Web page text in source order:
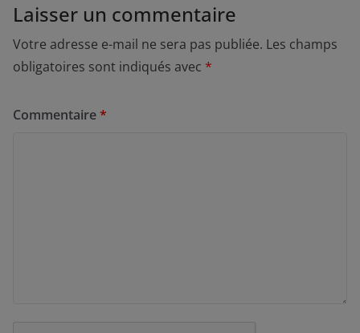
Laisser un commentaire
Votre adresse e-mail ne sera pas publiée. Les champs
obligatoires sont indiqués avec *
Commentaire*